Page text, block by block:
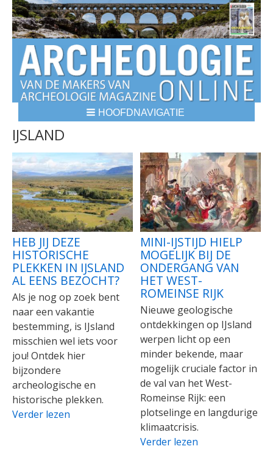
HOOFDNAVIGATIE
BREADCRUMBS
IJSLAND
HEB JIJ DEZE
HISTORISCHE
PLEKKEN IN IJSLAND
AL EENS BEZOCHT?
Als je nog op zoek bent
naar een vakantie
bestemming, is IJsland
misschien wel iets voor
jou! Ontdek hier
bijzondere
archeologische en
historische plekken.
Verder lezen
MINI-IJSTIJD HIELP
MOGELIJK BIJ DE
ONDERGANG VAN
HET WEST-
ROMEINSE RIJK
Nieuwe geologische
ontdekkingen op IJsland
werpen licht op een
minder bekende, maar
mogelijk cruciale factor in
de val van het West-
Romeinse Rijk: een
plotselinge en langdurige
klimaatcrisis.
Verder lezen